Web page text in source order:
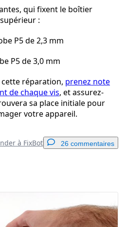
qui fixent le boîtier
:
P5 de 2,3 mm
P5 de 3,0 mm
réparation, prenez note
de chaque vis, et assurez-
sa place initiale pour
votre appareil.
à FixBot 26 commentaires